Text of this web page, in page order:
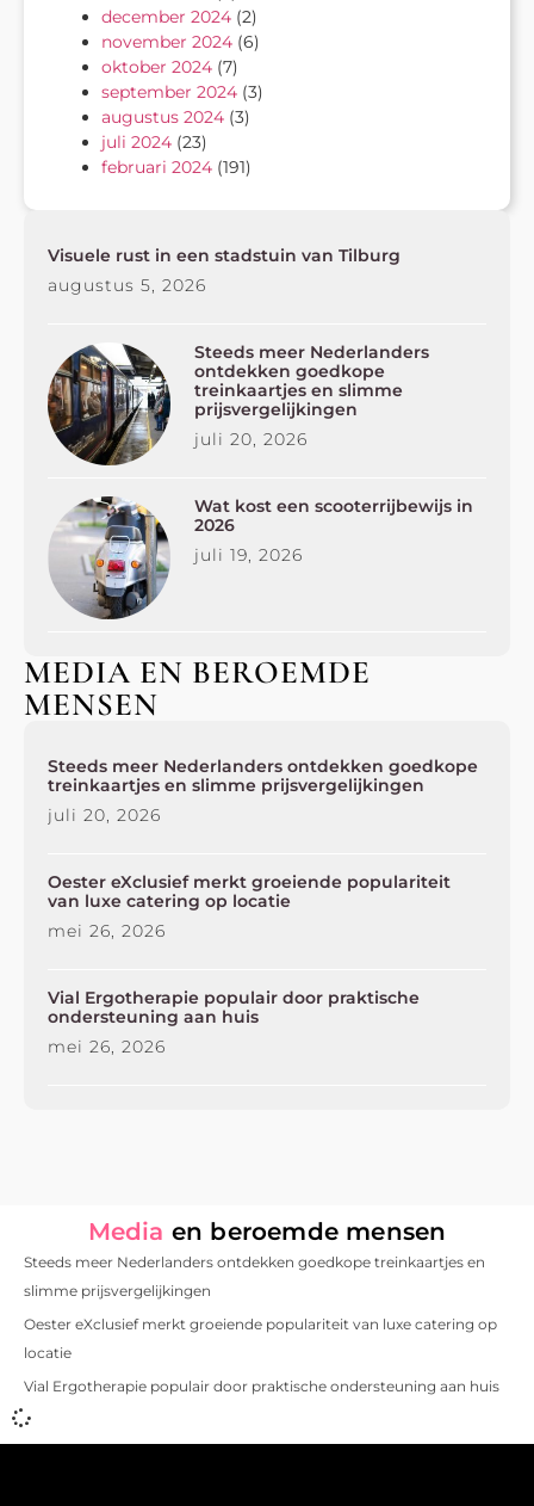
december 2024 (2)
november 2024 (6)
oktober 2024 (7)
september 2024 (3)
augustus 2024 (3)
juli 2024 (23)
februari 2024 (191)
Visuele rust in een stadstuin van Tilburg
augustus 5, 2026
Steeds meer Nederlanders
ontdekken goedkope
treinkaartjes en slimme
prijsvergelijkingen
juli 20, 2026
Wat kost een scooterrijbewijs in
2026
juli 19, 2026
MEDIA EN BEROEMDE
MENSEN
Steeds meer Nederlanders ontdekken goedkope
treinkaartjes en slimme prijsvergelijkingen
juli 20, 2026
Oester eXclusief merkt groeiende populariteit
van luxe catering op locatie
mei 26, 2026
Vial Ergotherapie populair door praktische
ondersteuning aan huis
mei 26, 2026
Media en beroemde mensen
Steeds meer Nederlanders ontdekken goedkope treinkaartjes en
slimme prijsvergelijkingen
Oester eXclusief merkt groeiende populariteit van luxe catering op
locatie
Vial Ergotherapie populair door praktische ondersteuning aan huis